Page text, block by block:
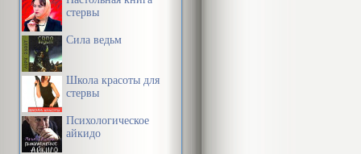
стервы
Сила ведьм
Школа красоты для
стервы
Психологическое
айкидо